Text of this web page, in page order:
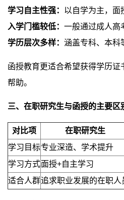
学习自主性强： 以自学为主，面
入学门槛较低： 一般通过成人高
学历层次多样： 涵盖专科、本科
函授教育更适合希望获得学历
帮助。
三、在职研究生与函授的主要区
对比项 在职研究生
学习目标专业深造、学术提升
学习方式面授+自主学习
适合人群追求职业发展的在职人